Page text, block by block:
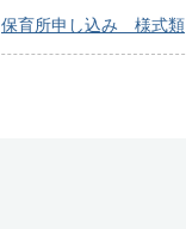
保育所申し込み 様式類